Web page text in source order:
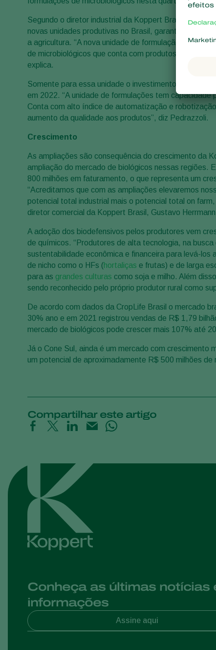
Segundo o diretor industrial da Koppert Brasil, Danilo
novas unidades produtivas no Brasil, garantindo a
a agricultura. “A nova unidade de formulação está
de microbiológicos que conta com produtos à base de
explica.
Somente para essa unidade o investimento neste
em 2022. “A unidade de formulações tem
Conta com alto índice de automatização e
aumento da qualidade aos produtos”, diz Pedrazzoli.
Crescimento
As ampliações são consequência do crescimento da
ampliação do mercado de biológicos nessas regiões.
800 milhões em faturamento, o que representa um
“Acreditamos que com as ampliações elevaremos
potencial total industrial mais o potencial total on
diretor comercial da Koppert Brasil, Gustavo
A adoção dos biodefensivos pelos produtores vem
de químicos. “Produtores de alta tecnologia, na
sustentabilidade econômica e financeira para levá-
de nicho como o HFs (hortaliças e frutas) e de larga
para as grandes culturas como soja e milho. Além
sendo reconhecido pelo próprio produtor rural como
De acordo com dados da CropLife Brasil o mercado
30% ano e em 2021 registrou vendas de R$ 1,79
mercado de biológicos pode crescer mais 107% até
Já o Cone Sul, ainda é um mercado com crescimento
um potencial de aproximadamente R$ 500 milhões de
Compartilhar este artigo
Conheça as últimas notícias
informações
Assine aqui